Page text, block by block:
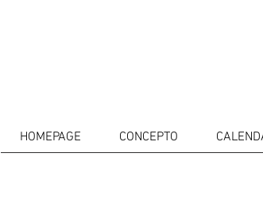
HOMEPAGE CONCEPTO